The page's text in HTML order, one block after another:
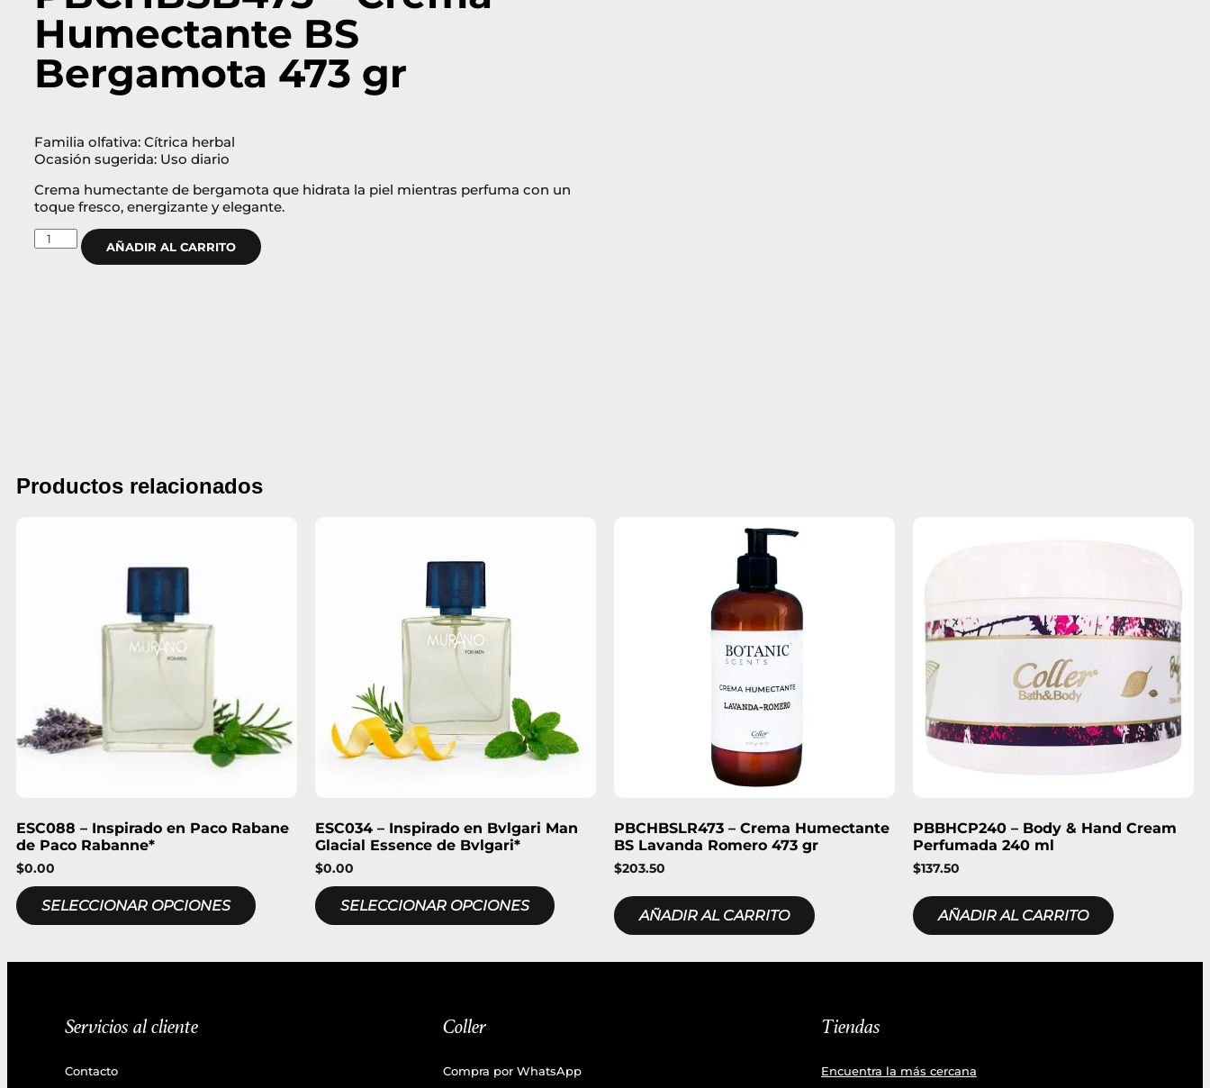
Humectante BS
Bergamota 473 gr
Familia olfativa: Cítrica herbal
Ocasión sugerida: Uso diario
Crema humectante de bergamota que hidrata la piel mientras perfuma con un
toque fresco, energizante y elegante.
AÑADIR AL CARRITO
Productos relacionados
ESC088 – Inspirado en Paco Rabane
de Paco Rabanne*
$0.00
SELECCIONAR OPCIONES
ESC034 – Inspirado en Bvlgari Man
Glacial Essence de Bvlgari*
$0.00
SELECCIONAR OPCIONES
PBCHBSLR473 – Crema Humectante
BS Lavanda Romero 473 gr
$203.50
AÑADIR AL CARRITO
PBBHCP240 – Body & Hand Cream
Perfumada 240 ml
$137.50
AÑADIR AL CARRITO
Servicios al cliente
Contacto
Coller
Compra por WhatsApp
Tiendas
Encuentra la más cercana